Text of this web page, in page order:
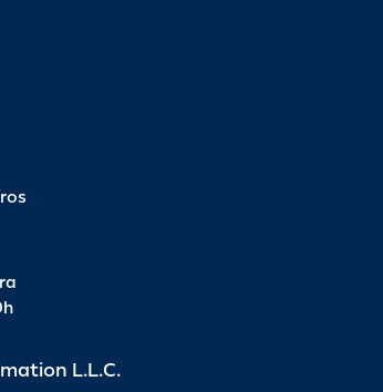
L.L.C.